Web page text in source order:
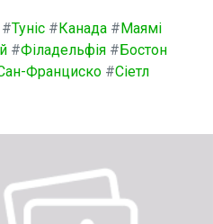
#Туніс #Канада #Маямі
#Філадельфія #Бостон
Франциско #Сіетл